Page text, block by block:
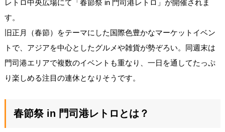
レトロ中央広場にて「春節祭 in 門司港レトロ」が開催されま
す。
旧正月（春節）をテーマにした国際色豊かなマーケットイベン
トで、アジアを中心としたグルメや雑貨が勢ぞろい。同週末は
門司港エリアで複数のイベントも重なり、一日を通してたっぷ
り楽しめる注目の連休となりそうです。
春節祭 in 門司港レトロとは？